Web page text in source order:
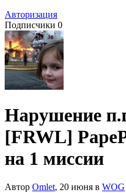
Авторизация
Подписчики 0
Нарушение
[FRWL]
на 1 миссии
Автор Omlet, 20 июня в WOG